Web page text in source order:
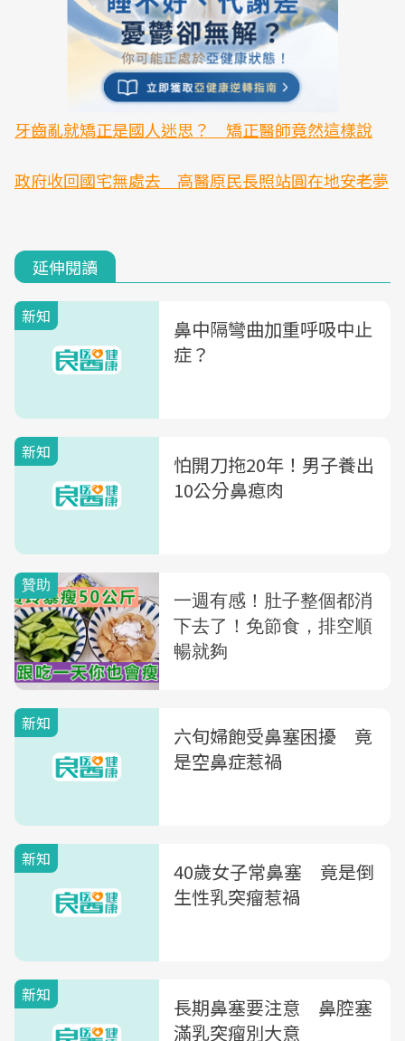
牙齒亂就矯正是國人迷思？ 矯正醫師竟然這樣說
政府收回國宅無處去 高醫原民長照站圓在地安老夢
延伸閱讀
新知
鼻中隔彎曲加重呼吸中止
症？
新知
怕開刀拖20年！男子養出
10公分鼻瘜肉
新知
六旬婦飽受鼻塞困擾 竟
是空鼻症惹禍
新知
40歲女子常鼻塞 竟是倒
生性乳突瘤惹禍
新知
長期鼻塞要注意 鼻腔塞
滿乳突瘤別大意